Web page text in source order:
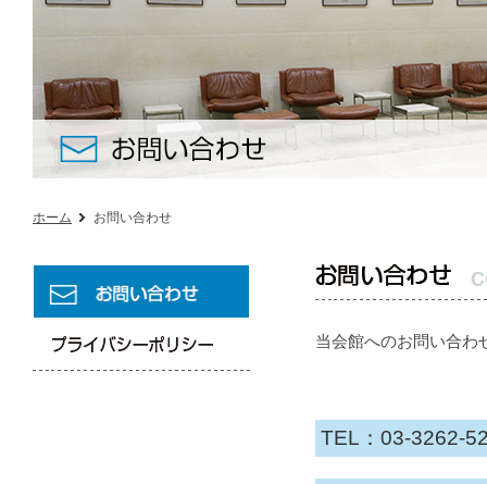
ホーム お問い合わせ
当会館へのお問い合わ
TEL：03-3262-